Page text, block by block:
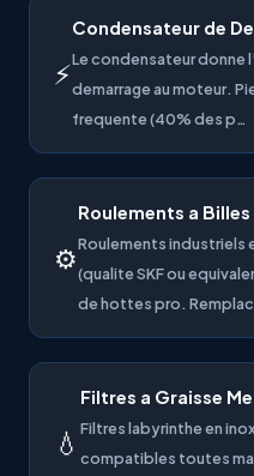
⚡
Condensateur de
Le condensateur donne
demarrage au moteur.
frequente (40% des p…
⚙
Roulements a Billes
Roulements industriels
(qualite SKF ou
de hottes pro.
💧
Filtres a Graisse
Filtres labyrinthe en
compatibles toutes